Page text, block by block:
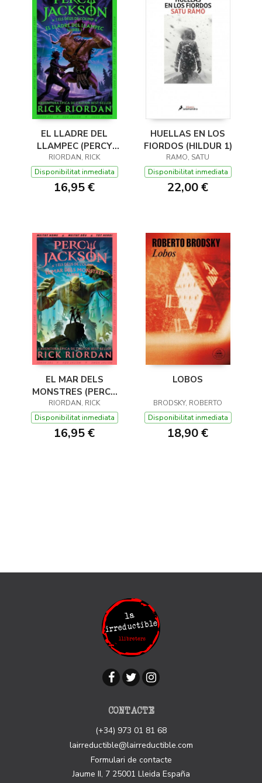
EL LLADRE DEL
LLAMPEC (PERCY
JACKSON I ELS DÉUS
DE L'OLIMP 1)
RIORDAN, RICK
Disponibilitat inmediata
16,95 €
HUELLAS EN LOS
FIORDOS (HILDUR 1)
RAMO, SATU
Disponibilitat inmediata
22,00 €
EL MAR DELS
MONSTRES (PERCY
JACKSON I ELS DÉUS
DE L'OLIMP 2)
RIORDAN, RICK
Disponibilitat inmediata
16,95 €
LOBOS
BRODSKY, ROBERTO
Disponibilitat inmediata
18,90 €
CONTACTE
(+34) 973 01 81 68
lairreductible@lairreductible.com
Formulari de contacte
Jaume II, 7 25001 Lleida España